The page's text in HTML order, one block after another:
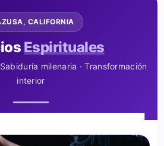
CALIFORNIA
Espirituales
milenaria · Transformación
interior